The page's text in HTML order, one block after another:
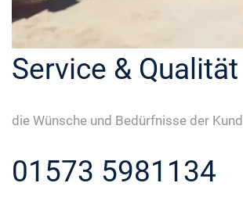
Service & Qualität
die Wünsche und Bedürfnisse der
01573 5981134